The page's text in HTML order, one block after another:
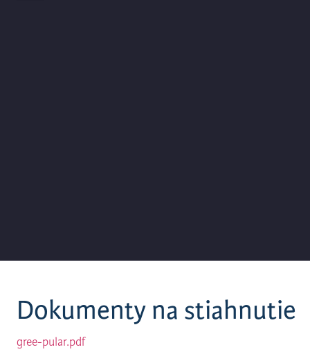
Dokumenty na stiahnutie
gree-pular.pdf